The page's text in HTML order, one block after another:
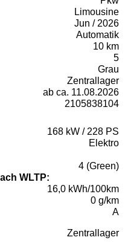
Limousine
Jun / 2026
Automatik
10 km
5
Grau
Zentrallager
ab ca. 11.08.2026
2105838104
168 kW / 228 PS
Elektro
4 (Green)
WLTP:
16,0 kWh/100km
0 g/km
A
Zentrallager